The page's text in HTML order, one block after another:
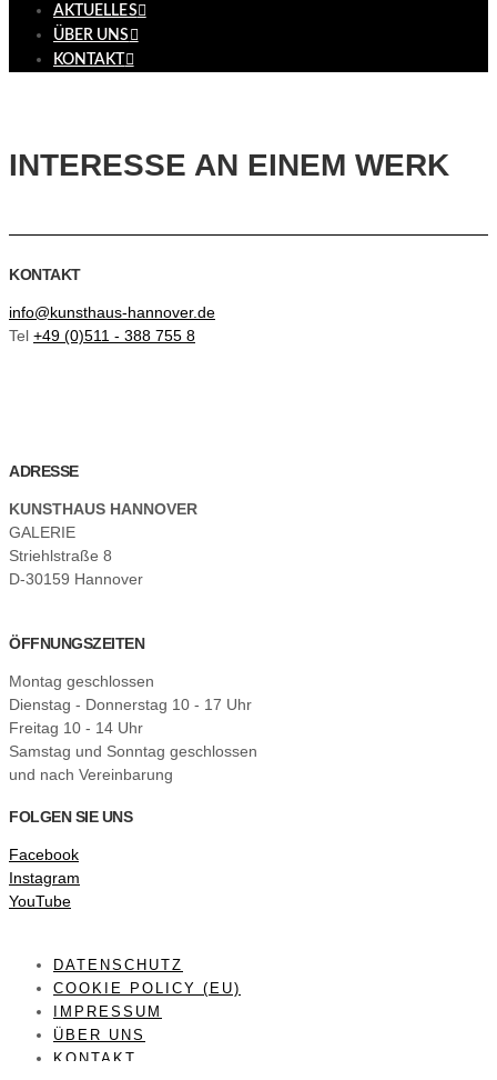
AKTUELLES
ÜBER UNS
KONTAKT
INTERESSE AN EINEM WERK
KONTAKT
info@kunsthaus-hannover.de
Tel +49 (0)511 - 388 755 8
ADRESSE
KUNSTHAUS HANNOVER
GALERIE
Striehlstraße 8
D-30159 Hannover
ÖFFNUNGSZEITEN
Montag geschlossen
Dienstag - Donnerstag 10 - 17 Uhr
Freitag 10 - 14 Uhr
Samstag und Sonntag geschlossen
und nach Vereinbarung
FOLGEN SIE UNS
Facebook
Instagram
YouTube
DATENSCHUTZ
COOKIE POLICY (EU)
IMPRESSUM
ÜBER UNS
KONTAKT